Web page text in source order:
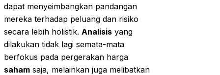
dapat menyeimbangkan pandangan
mereka terhadap peluang dan risiko
secara lebih holistik. Analisis yang
dilakukan tidak lagi semata-mata
berfokus pada pergerakan harga
saham saja, melainkan juga melibatkan